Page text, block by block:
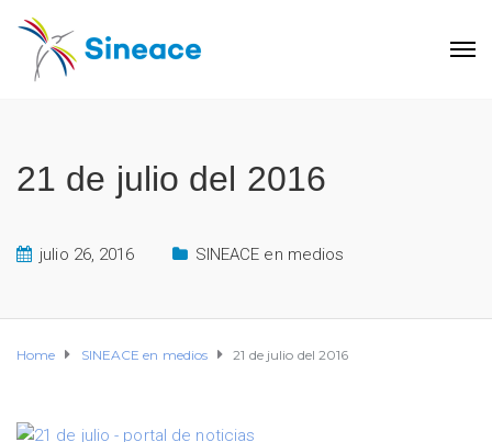
21 de julio del 2016
julio 26, 2016 SINEACE en medios
Home SINEACE en medios 21 de julio del 2016